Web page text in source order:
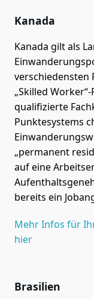
Kanada
Kanada gilt als
verschiedensten
„Skilled
qualifizierte
Punktesystems
„permanent
auf eine
bereits ein
Mehr Infos für
hier
Brasilien